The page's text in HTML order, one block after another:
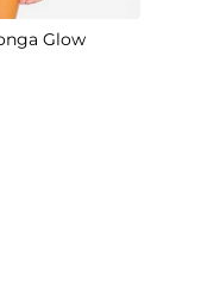
Glow